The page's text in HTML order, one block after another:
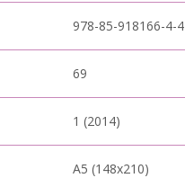
978-85-918166-4-4
69
1 (2014)
A5 (148x210)